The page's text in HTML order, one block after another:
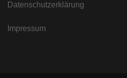
Datenschutzerklärung
Impressum